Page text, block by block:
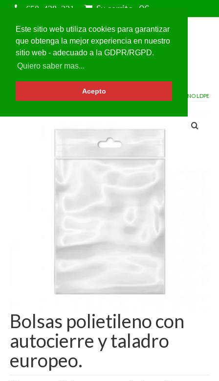
Este sitio web utiliza cookies para garantizar
que obtenga la mejor experiencia en nuestro
sitio web - adecuado a la GDPR/RGPD.
Quiero saber mas...
Acepto
Su carrito 0€
BOLSAS DE POLIETILENO LDPE
Bolsas polietileno con
autocierre y taladro
europeo.